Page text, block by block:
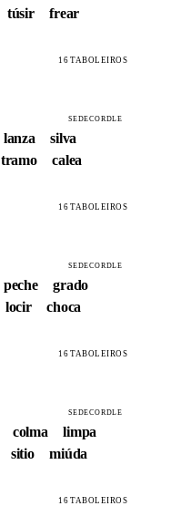
túsir
frear
16 TABOLEIROS
SEDECORDLE
lanza
silva
tramo
calea
16 TABOLEIROS
SEDECORDLE
peche
grado
locir
choca
16 TABOLEIROS
SEDECORDLE
colma
limpa
sitio
miúda
16 TABOLEIROS